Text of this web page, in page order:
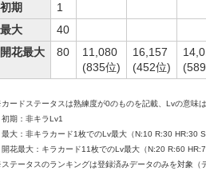
初期
1
最大
40
開花最大
80
11,080
(835位)
16,157
(452位)
ードステータスは熟練度が0のものを記載、Lvの意味は
期：非キラLv1
大：非キラカード1枚でのLv最大（N:10 R:30 HR:30
花最大：キラカード11枚でのLv最大（N:20 R:60
テータスのランキングは登録済みデータのみを対象（